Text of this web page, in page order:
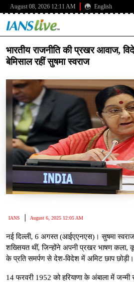
August 08, 2026 12:11 AM English
भारतीय राजनीति की प्रखर आवाज,
बेमिसाल रहीं सुषमा स्वराज
IANS August 6, 2025 12:05 AM
नई दिल्ली, 6 अगस्त (आईएएनएस)। सुषमा स्वराज
शख्सियत थीं, जिन्होंने अपनी प्रखर भाषण
के प्रति समर्पण से देश-विदेश में अमिट छाप छोड़ी।
14 फरवरी 1952 को हरियाणा के अंबाला में